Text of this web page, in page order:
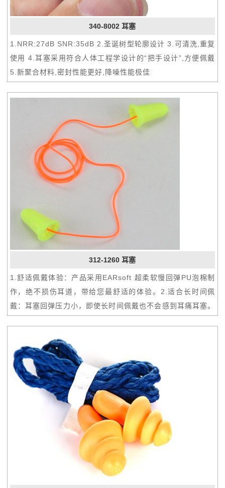
340-8002 耳塞
1.NRR:27dB SNR:35dB 2.圣诞树型轮廓设计 3.可清洗,重复
使用 4.耳塞采用符合人体工程学设计的“把手设计”,方便佩戴
5.新聚合材料,密封性能更好,降噪性能极佳
312-1260 耳塞
1.舒适佩戴体验：产品采用EARsoft 超柔软慢回弹PU泡棉制
作，绝不损伤耳道，带给您最舒适的体验。2.适合长时间佩
戴：耳塞回弹压力小，即使长时间佩戴也不会感到耳痛耳塞。
中降噪值最高的产品，SNR=39 dB，极大降低噪音对您生活
的影响。5.可验证个人声衰减值：可使用3M E-A-Rfit防护验
证系统